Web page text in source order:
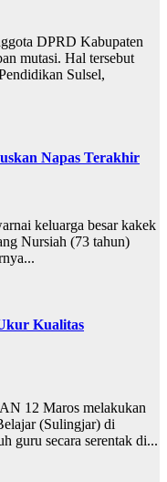
DPRD Kabupaten
mutasi. Hal tersebut
Sulsel,
Napas Terakhir
keluarga besar kakek
Nursiah (73 tahun)
Kualitas
12 Maros melakukan
(Sulingjar) di
guru secara serentak di...